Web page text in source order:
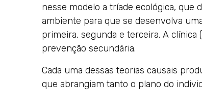
nesse modelo a tríade ecológica, que
ambiente para que se desenvolva
primeira, segunda e terceira. A
prevenção secundária.
Cada uma dessas teorias causais
que abrangiam tanto o plano do